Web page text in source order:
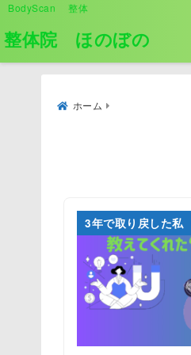
BodyScan 整体
整体院 ほのぼの
ホーム
3年で取り戻した私